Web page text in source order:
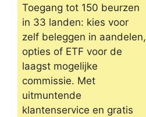
Toegang tot 150 beurzen
in 33 landen: kies voor
zelf beleggen in aandelen,
opties of ETF voor de
laagst mogelijke
commissie. Met
uitmuntende
klantenservice en gratis